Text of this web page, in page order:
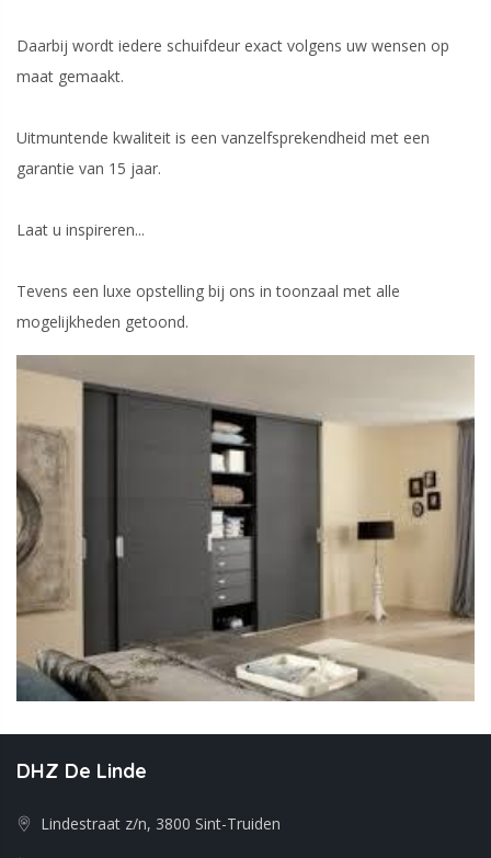
Daarbij wordt iedere schuifdeur exact volgens uw wensen op
maat gemaakt.
Uitmuntende kwaliteit is een vanzelfsprekendheid met een
garantie van 15 jaar.
Laat u inspireren...
Tevens een luxe opstelling bij ons in toonzaal met alle
mogelijkheden getoond.
DHZ De Linde
Lindestraat z/n, 3800 Sint-Truiden